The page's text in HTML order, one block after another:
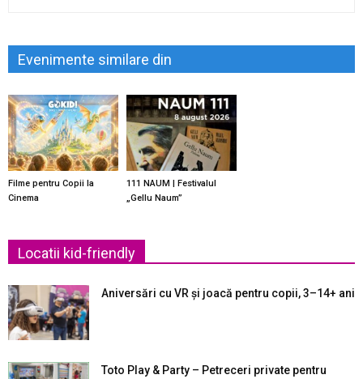
Evenimente similare din
Filme pentru Copii la
Cinema
111 NAUM | Festivalul
„Gellu Naum”
Locatii kid-friendly
Aniversări cu VR și joacă pentru copii, 3–14+ ani
Toto Play & Party – Petreceri private pentru